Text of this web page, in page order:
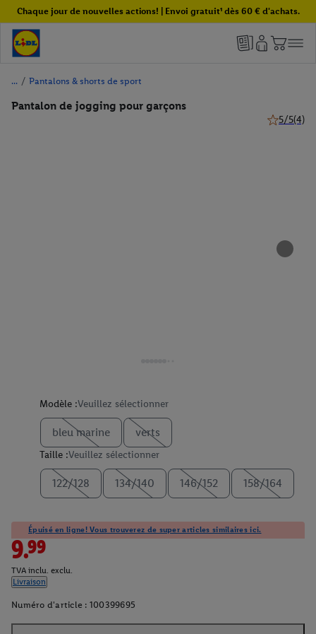
Chaque jour de nouvelles actions! | Envoi gratuit¹ dès 60 € d'achats.
/ Pantalons & shorts de sport
Pantalon de jogging pour garçons
5/5(4)
Modèle :Veuillez sélectionner
bleu marine verts
Taille :Veuillez sélectionner
122/128 134/140 146/152 158/164
Épuisé en ligne! Vous trouverez de super articles similaires ici.
9.99
TVA inclu. exclu.
Livraison
Numéro d'article : 100399695